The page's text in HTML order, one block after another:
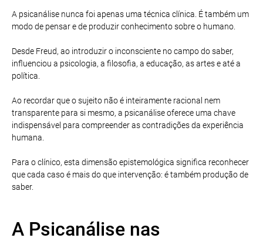
A psicanálise nunca foi apenas uma técnica clínica. É também um
modo de pensar e de produzir conhecimento sobre o humano.
Desde Freud, ao introduzir o inconsciente no campo do saber,
influenciou a psicologia, a filosofia, a educação, as artes e até a
política.
Ao recordar que o sujeito não é inteiramente racional nem
transparente para si mesmo, a psicanálise oferece uma chave
indispensável para compreender as contradições da experiência
humana.
Para o clínico, esta dimensão epistemológica significa reconhecer
que cada caso é mais do que intervenção: é também produção de
saber.
A Psicanálise nas